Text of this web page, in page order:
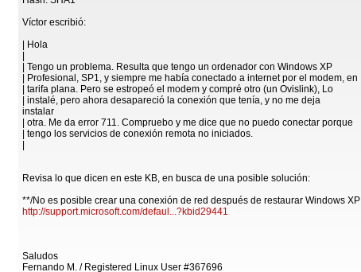
Víctor escribió:
| Hola
| Tengo un problema. Resulta que tengo un ordenador con Windows XP
| Profesional, SP1, y siempre me había conectado a internet por el modem, en
| tarifa plana. Pero se estropeó el modem y compré otro (un Ovislink), Lo
| instalé, pero ahora desapareció la conexión que tenía, y no me deja
instalar
| otra. Me da error 711. Compruebo y me dice que no puedo conectar porque
| tengo los servicios de conexión remota no iniciados.
Revisa lo que dicen en este KB, en busca de una posible solución:
**/No es posible crear una conexión de red después de restaurar Windows XP
http://support.microsoft.com/defaul...?kbid29441
Saludos
Fernando M. / Registered Linux User #367696